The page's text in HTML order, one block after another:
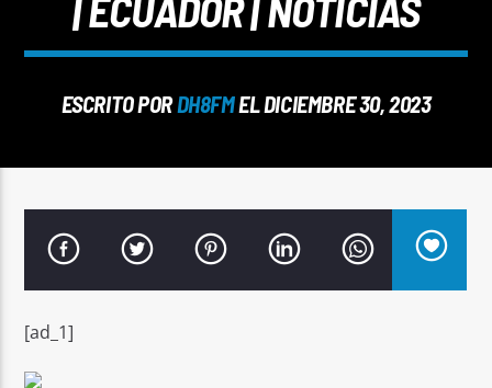
TÍTULO
ARTISTA
Señal FM
ESCRITO PORDH8FMEL DICIEMBRE 30, 2023
[ad_1]